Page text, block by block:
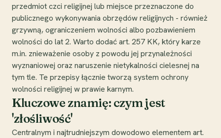
przedmiot czci religijnej lub miejsce przeznaczone do
publicznego wykonywania obrzędów religijnych - również
grzywną, ograniczeniem wolności albo pozbawieniem
wolności do lat 2. Warto dodać art. 257 KK, który karze
m.in. znieważenie osoby z powodu jej przynależności
wyznaniowej oraz naruszenie nietykalności cielesnej na
tym tle. Te przepisy łącznie tworzą system ochrony
wolności religijnej w prawie karnym.
Kluczowe znamię: czym jest
'złośliwość'
Centralnym i najtrudniejszym dowodowo elementem art.